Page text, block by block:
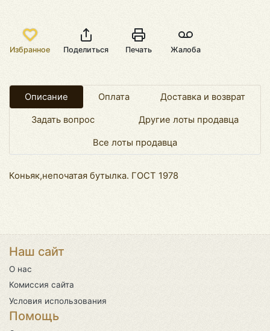
Избранное Поделиться Печать Жалоба
Описание Оплата Доставка и возврат
Задать вопрос Другие лоты продавца
Все лоты продавца
Коньяк,непочатая бутылка. ГОСТ 1978
Наш сайт
О нас
Комиссия сайта
Условия использования
Помощь